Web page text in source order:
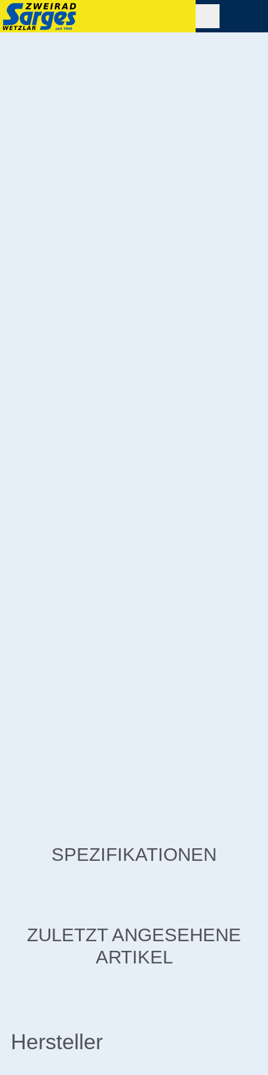
SPEZIFIKATIONEN
ZULETZT ANGESEHENE
ARTIKEL
Hersteller